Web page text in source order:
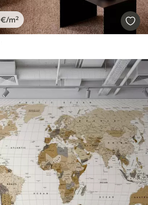
€/m²